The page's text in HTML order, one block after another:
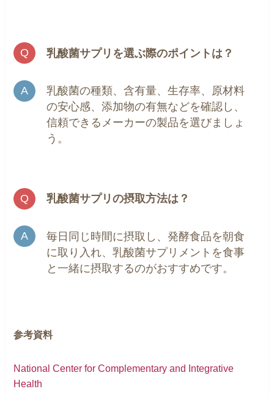
乳酸菌サプリを選ぶ際のポイントは？
乳酸菌の種類、含有量、生存率、原材料
の安心感、添加物の有無などを確認し、
信頼できるメーカーの製品を選びましょ
う。
乳酸菌サプリの摂取方法は？
毎日同じ時間に摂取し、発酵食品を朝食
に取り入れ、乳酸菌サプリメントを食事
と一緒に摂取するのがおすすめです。
参考資料
National Center for Complementary and Integrative
Health